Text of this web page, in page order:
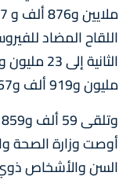
اللقاح المضاد
مليون و919 ألف و967 شخصا تلقوا الجرعة الأولى.
أوصت وزارة الصحة
السن والأشخاص